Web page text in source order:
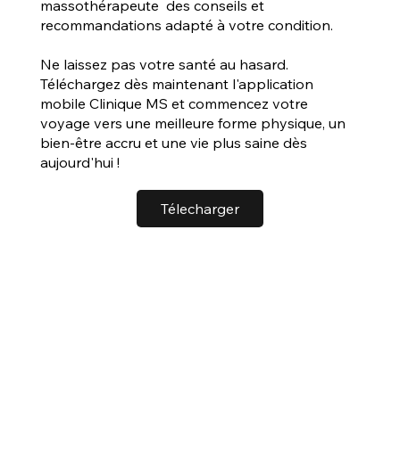
massothérapeute des conseils et
recommandations adapté à votre condition.
Ne laissez pas votre santé au hasard.
Téléchargez dès maintenant l'application
mobile Clinique MS et commencez votre
voyage vers une meilleure forme physique, un
bien-être accru et une vie plus saine dès
aujourd'hui !
Télecharger